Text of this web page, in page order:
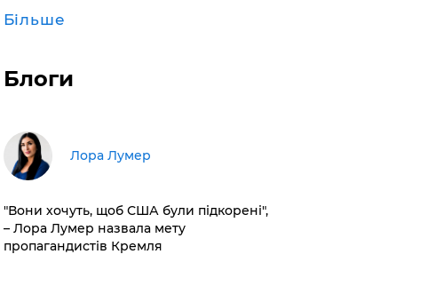
Більше
Блоги
​Лора Лумер
"Вони хочуть, щоб США були підкорені",
– Лора Лумер назвала мету
пропагандистів Кремля